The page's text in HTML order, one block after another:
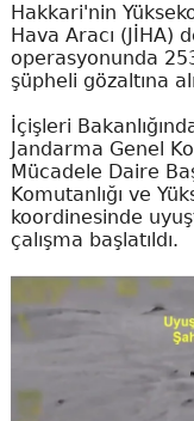
Hakkari'nin
Hava Aracı (JİHA)
operasyonunda
şüpheli gözaltına
İçişleri
Jandarma Genel
Mücadele Daire
Komutanlığı ve
koordinesinde
çalışma başlatıldı.